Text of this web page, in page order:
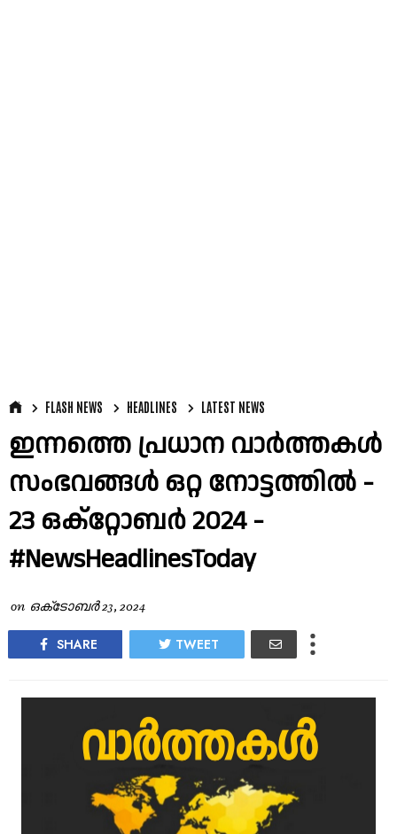
FLASH NEWS HEADLINES LATEST NEWS
ഇന്നത്തെ പ്രധാന വാർത്തകൾ
സംഭവങ്ങൾ ഒറ്റ നോട്ടത്തിൽ -
23 ഒക്റ്റോബർ 2024 -
#NewsHeadlinesToday
on ഒക്‌ടോബർ 23, 2024
SHARE TWEET